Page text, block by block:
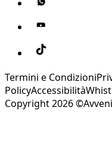
Termini e Condizioni
PolicyAccessibilità
Copyright 2026